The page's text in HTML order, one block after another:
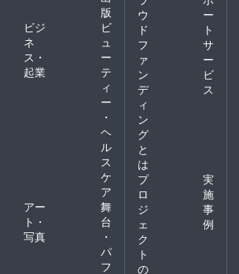
版
ビジ
ネ
ス・
起業
ビ
ュ
ー
テ
ィ
ー
・
ヘ
ル
ス
ケ
ア
アー
ト・
写真
舞
台
・
パ
フ
ウ
ド
フ
ァ
ン
デ
ィ
ン
グ
と
は
ー
ト
サ
ー
ビ
ス
プ
ロ
ジ
ェ
ク
ト
の
実
施
事
例